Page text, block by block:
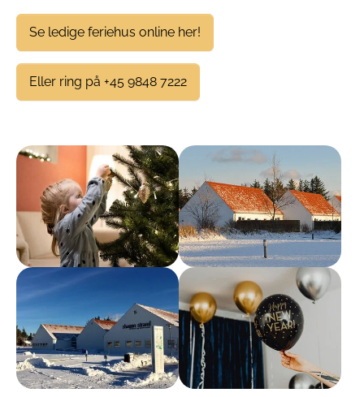
Se ledige feriehus online her!
Eller ring på +45 9848 7222
Show larger version Show larger version
Show larger version Show larger version